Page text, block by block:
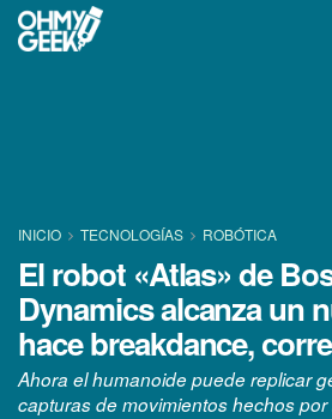
INICIO TECNOLOGÍ­AS ROBÓTICA
El robot «Atlas» de
Dynamics alcanza un
hace breakdance,
Ahora el humanoide puede replicar
capturas de movimientos hechos